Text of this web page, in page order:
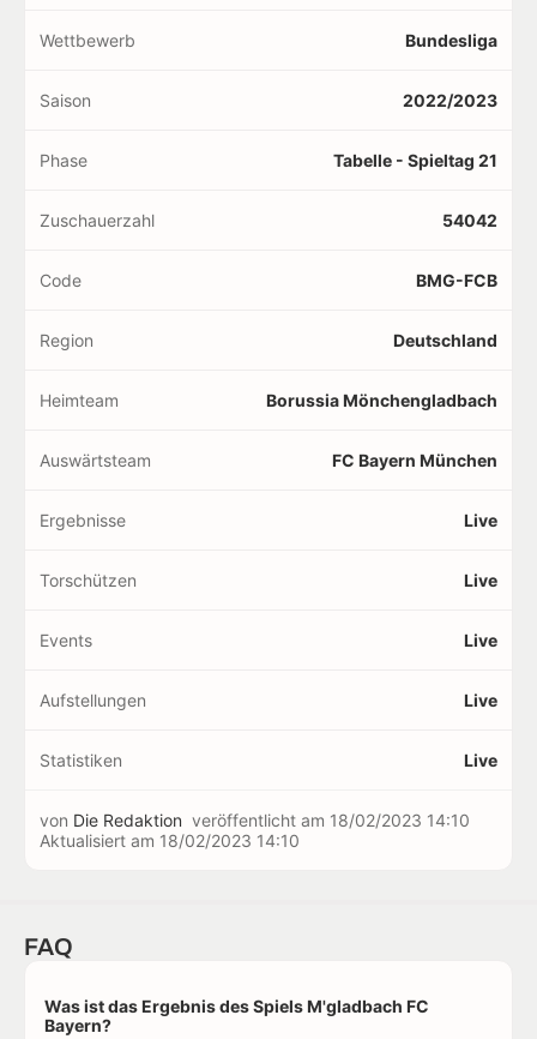
Wettbewerb Bundesliga
Saison 2022/2023
Phase Tabelle - Spieltag 21
Zuschauerzahl 54042
Code BMG-FCB
Region Deutschland
Heimteam Borussia Mönchengladbach
Auswärtsteam FC Bayern München
Ergebnisse Live
Torschützen Live
Events Live
Aufstellungen Live
Statistiken Live
von Die Redaktion veröffentlicht am 18/02/2023 14:10
Aktualisiert am 18/02/2023 14:10
FAQ
Was ist das Ergebnis des Spiels M'gladbach FC
Bayern?